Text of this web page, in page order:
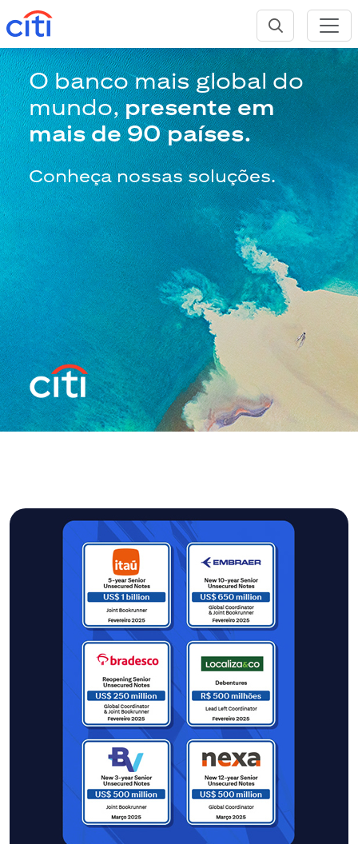
O banco mais global do
mundo,presente em
mais de 90 países.
Conheça nossas soluções.